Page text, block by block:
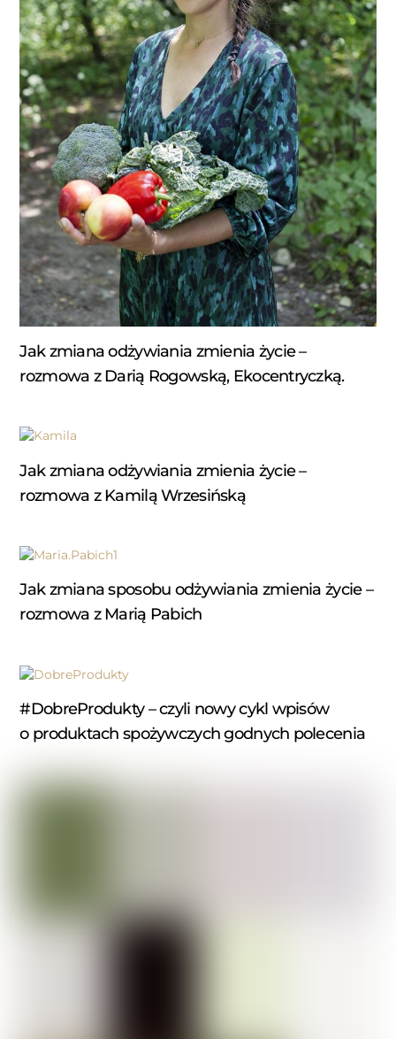
Jak zmiana odżywiania zmienia życie –
rozmowa z Darią Rogowską, Ekocentryczką.
Jak zmiana odżywiania zmienia życie –
rozmowa z Kamilą Wrzesińską
Jak zmiana sposobu odżywiania zmienia życie –
rozmowa z Marią Pabich
#DobreProdukty – czyli nowy cykl wpisów
o produktach spożywczych godnych polecenia